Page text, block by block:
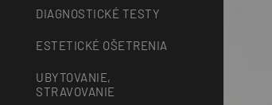
DIAGNOSTICKÉ TESTY
ESTETICKÉ OŠETRENIA
UBYTOVANIE,
STRAVOVANIE